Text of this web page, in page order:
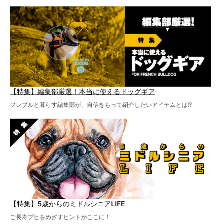
【特集】編集部厳選！本当に使えるドッグギア
フレブルと暮らす編集部が、自信をもって紹介したいアイテムとは!?
【特集】5歳からのミドルシニアLIFE
ご長寿ブヒをめざすヒントがここに！